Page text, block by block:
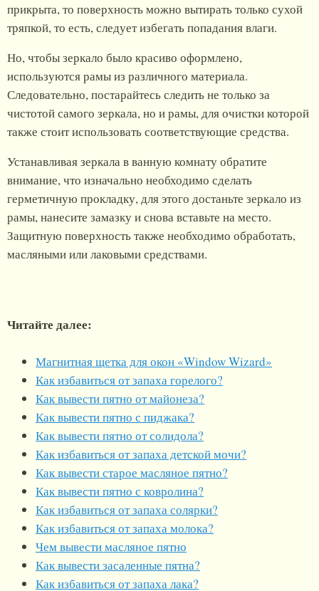
прикрыта, то поверхность можно вытирать только сухой
тряпкой, то есть, следует избегать попадания влаги.
Но, чтобы зеркало было красиво оформлено,
используются рамы из различного материала.
Следовательно, постарайтесь следить не только за
чистотой самого зеркала, но и рамы, для очистки которой
также стоит использовать соответствующие средства.
Устанавливая зеркала в ванную комнату обратите
внимание, что изначально необходимо сделать
герметичную прокладку, для этого достаньте зеркало из
рамы, нанесите замазку и снова вставьте на место.
Защитную поверхность также необходимо обработать,
масляными или лаковыми средствами.
Читайте далее:
Магнитная щетка для окон «Window Wizard»
Как избавиться от запаха горелого?
Как вывести пятно от майонеза?
Как вывести пятно с пиджака?
Как вывести пятно от солидола?
Как избавиться от запаха детской мочи?
Как вывести старое масляное пятно?
Как вывести пятно с ковролина?
Как избавиться от запаха солярки?
Как избавиться от запаха молока?
Чем вывести масляное пятно
Как вывести засаленные пятна?
Как избавиться от запаха лака?